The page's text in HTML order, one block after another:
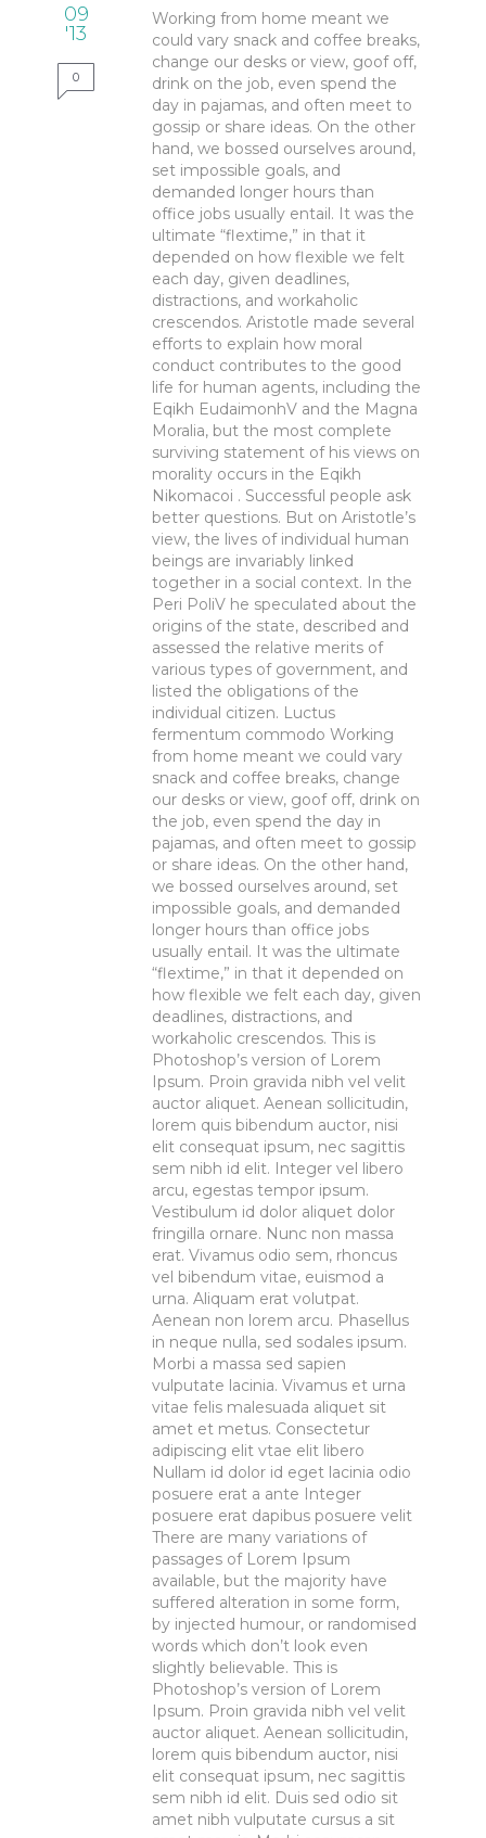
09
'13
0
Working from home meant we
could vary snack and coffee breaks,
change our desks or view, goof off,
drink on the job, even spend the
day in pajamas, and often meet to
gossip or share ideas. On the other
hand, we bossed ourselves around,
set impossible goals, and
demanded longer hours than
office jobs usually entail. It was the
ultimate “flextime,” in that it
depended on how flexible we felt
each day, given deadlines,
distractions, and workaholic
crescendos. Aristotle made several
efforts to explain how moral
conduct contributes to the good
life for human agents, including the
Eqikh EudaimonhV and the Magna
Moralia, but the most complete
surviving statement of his views on
morality occurs in the Eqikh
Nikomacoi . Successful people ask
better questions. But on Aristotle’s
view, the lives of individual human
beings are invariably linked
together in a social context. In the
Peri PoliV he speculated about the
origins of the state, described and
assessed the relative merits of
various types of government, and
listed the obligations of the
individual citizen. Luctus
fermentum commodo Working
from home meant we could vary
snack and coffee breaks, change
our desks or view, goof off, drink on
the job, even spend the day in
pajamas, and often meet to gossip
or share ideas. On the other hand,
we bossed ourselves around, set
impossible goals, and demanded
longer hours than office jobs
usually entail. It was the ultimate
“flextime,” in that it depended on
how flexible we felt each day, given
deadlines, distractions, and
workaholic crescendos. This is
Photoshop’s version of Lorem
Ipsum. Proin gravida nibh vel velit
auctor aliquet. Aenean sollicitudin,
lorem quis bibendum auctor, nisi
elit consequat ipsum, nec sagittis
sem nibh id elit. Integer vel libero
arcu, egestas tempor ipsum.
Vestibulum id dolor aliquet dolor
fringilla ornare. Nunc non massa
erat. Vivamus odio sem, rhoncus
vel bibendum vitae, euismod a
urna. Aliquam erat volutpat.
Aenean non lorem arcu. Phasellus
in neque nulla, sed sodales ipsum.
Morbi a massa sed sapien
vulputate lacinia. Vivamus et urna
vitae felis malesuada aliquet sit
amet et metus. Consectetur
adipiscing elit vtae elit libero
Nullam id dolor id eget lacinia odio
posuere erat a ante Integer
posuere erat dapibus posuere velit
There are many variations of
passages of Lorem Ipsum
available, but the majority have
suffered alteration in some form,
by injected humour, or randomised
words which don’t look even
slightly believable. This is
Photoshop’s version of Lorem
Ipsum. Proin gravida nibh vel velit
auctor aliquet. Aenean sollicitudin,
lorem quis bibendum auctor, nisi
elit consequat ipsum, nec sagittis
sem nibh id elit. Duis sed odio sit
amet nibh vulputate cursus a sit